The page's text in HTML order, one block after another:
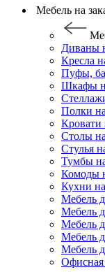
Мебель на
Диваны
Кресла
Пуфы,
Шкафы
Полки на
Кровати
Столы на
Стулья
Тумбы
Комоды
Кухни на
Мебель
Мебель
Мебель
Мебель
Мебель
Офисная